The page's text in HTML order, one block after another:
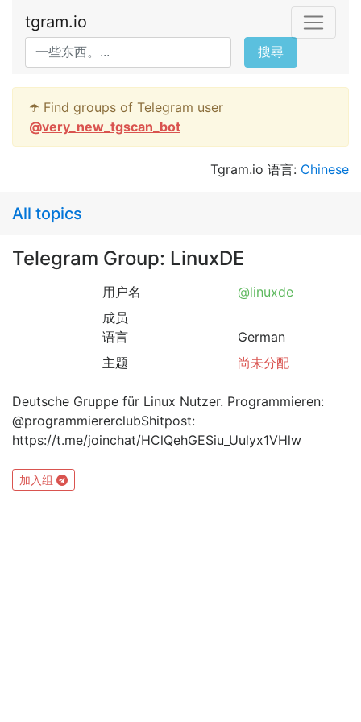
tgram.io
搜尋
☂️ Find groups of Telegram user
@very_new_tgscan_bot
Tgram.io 语言: Chinese
All topics
Telegram Group: LinuxDE
用户名
@linuxde
成员
语言
German
主题
尚未分配
Deutsche Gruppe für Linux Nutzer. Programmieren:
@programmiererclubShitpost:
https://t.me/joinchat/HClQehGESiu_Uulyx1VHlw
加入组